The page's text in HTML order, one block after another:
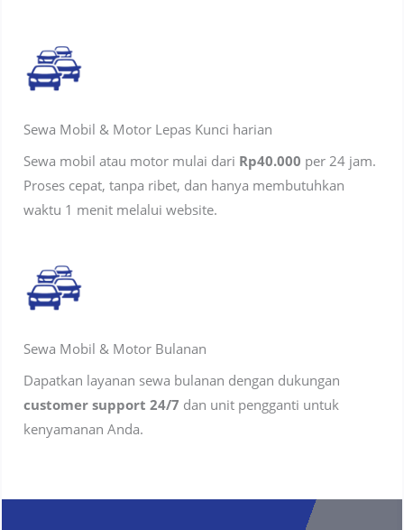
Sewa Mobil & Motor Lepas Kunci harian
Sewa mobil atau motor mulai dari Rp40.000 per 24 jam.
Proses cepat, tanpa ribet, dan hanya membutuhkan
waktu 1 menit melalui website.
Sewa Mobil & Motor Bulanan
Dapatkan layanan sewa bulanan dengan dukungan
customer support 24/7 dan unit pengganti untuk
kenyamanan Anda.